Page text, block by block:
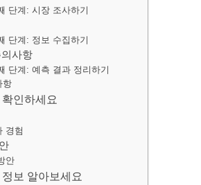
단계: 시장 조사하기
단계: 정보 수집하기
사항
단계: 예측 결과 정리하기
항
인하세요
경험
안
보 알아보세요